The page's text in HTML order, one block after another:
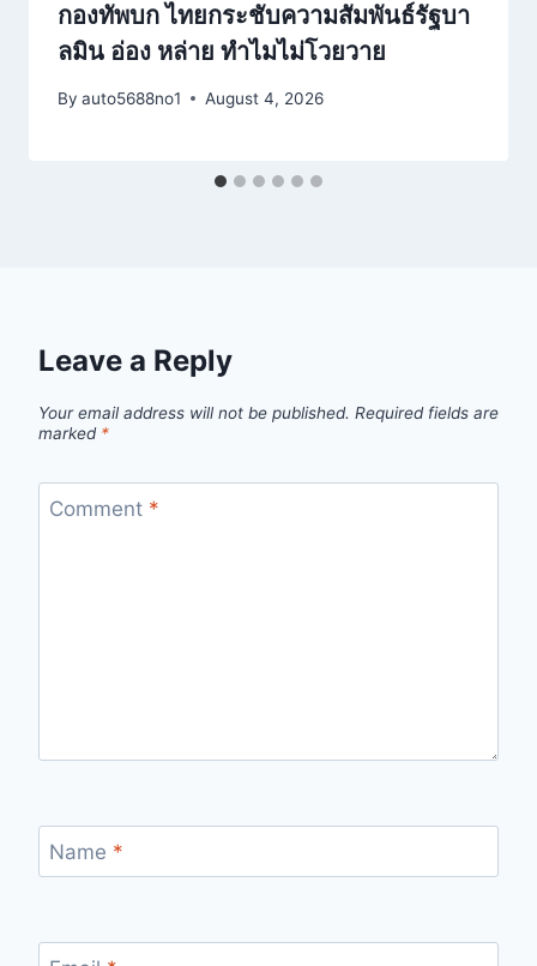
กองทัพบก ไทยกระชับความสัมพันธ์รัฐบา
ลมิน อ่อง หล่าย ทำไมไม่โวยวาย
By auto5688no1 August 4, 2026
Leave a Reply
Your email address will not be published. Required fields are
marked *
Comment *
Name *